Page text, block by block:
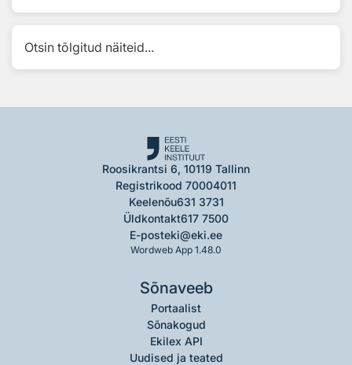
Otsin tõlgitud näiteid...
Roosikrantsi 6, 10119 Tallinn
Registrikood 70004011
Keelenõu631 3731
Üldkontakt617 7500
E-posteki@eki.ee
Wordweb App 1.48.0
Sõnaveeb
Portaalist
Sõnakogud
Ekilex API
Uudised ja teated